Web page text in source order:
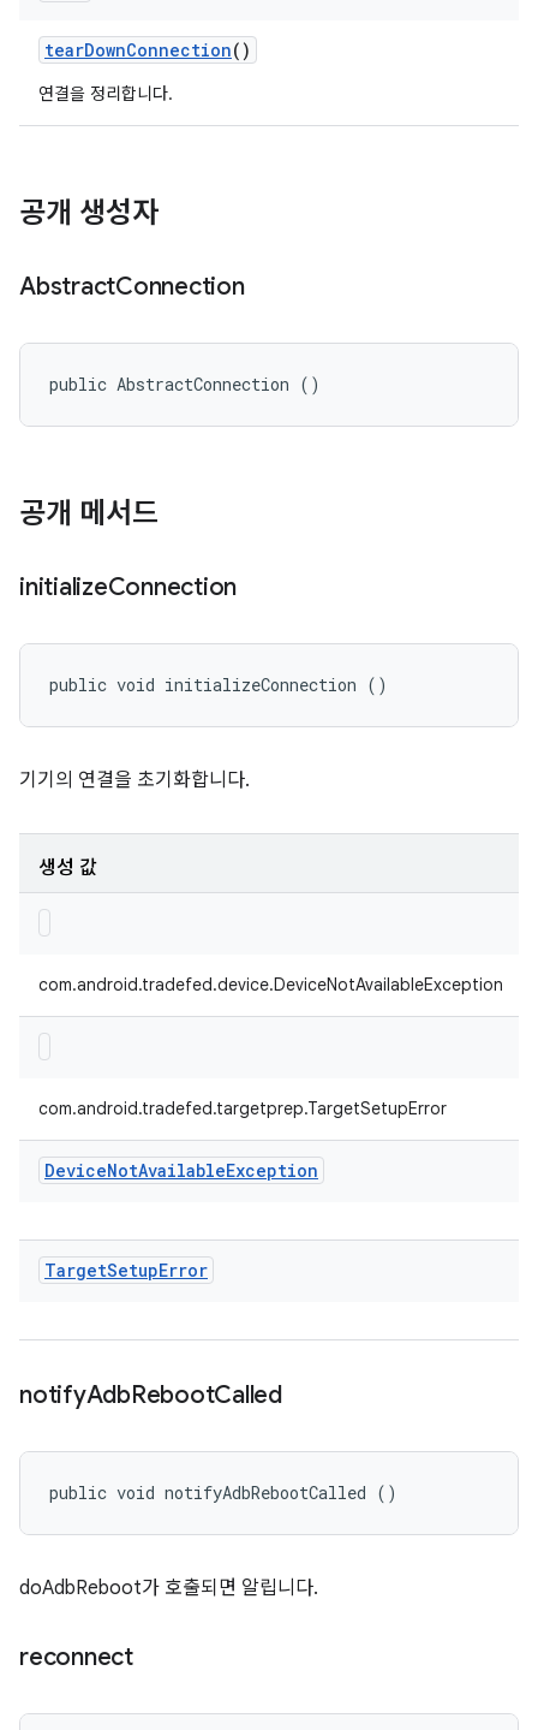
tearDownConnection()
연결을 정리합니다.
공개 생성자
AbstractConnection
public AbstractConnection ()
공개 메서드
initializeConnection
public void initializeConnection ()
기기의 연결을 초기화합니다.
생성 값
com.android.tradefed.device.DeviceNotAvailableException
com.android.tradefed.targetprep.TargetSetupError
DeviceNotAvailableException
TargetSetupError
notifyAdbRebootCalled
public void notifyAdbRebootCalled ()
doAdbReboot가 호출되면 알립니다.
reconnect